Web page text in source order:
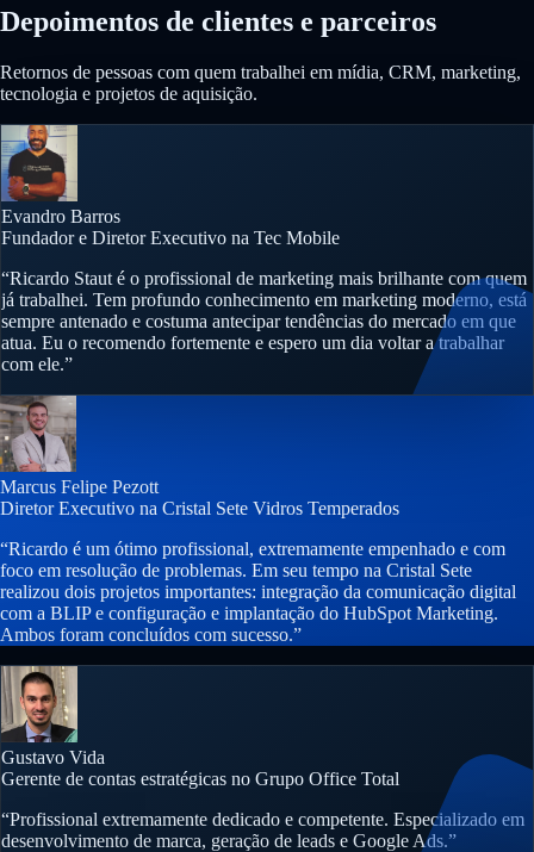
Depoimentos de clientes e parceiros
Retornos de pessoas com quem trabalhei em mídia, CRM, marketing,
tecnologia e projetos de aquisição.
Evandro Barros
Fundador e Diretor Executivo na Tec Mobile
“Ricardo Staut é o profissional de marketing mais brilhante com quem
já trabalhei. Tem profundo conhecimento em marketing moderno, está
sempre antenado e costuma antecipar tendências do mercado em que
atua. Eu o recomendo fortemente e espero um dia voltar a trabalhar
com ele.”
Marcus Felipe Pezott
Diretor Executivo na Cristal Sete Vidros Temperados
“Ricardo é um ótimo profissional, extremamente empenhado e com
foco em resolução de problemas. Em seu tempo na Cristal Sete
realizou dois projetos importantes: integração da comunicação digital
com a BLIP e configuração e implantação do HubSpot Marketing.
Ambos foram concluídos com sucesso.”
Gustavo Vida
Gerente de contas estratégicas no Grupo Office Total
“Profissional extremamente dedicado e competente. Especializado em
desenvolvimento de marca, geração de leads e Google Ads.”